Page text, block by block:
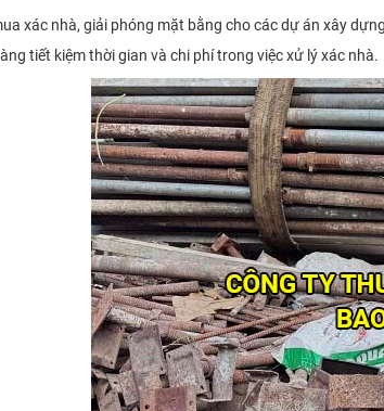
xác nhà, giải phóng mặt bằng cho các dự án xây
tiết kiệm thời gian và chi phí trong việc xử lý xác nhà.